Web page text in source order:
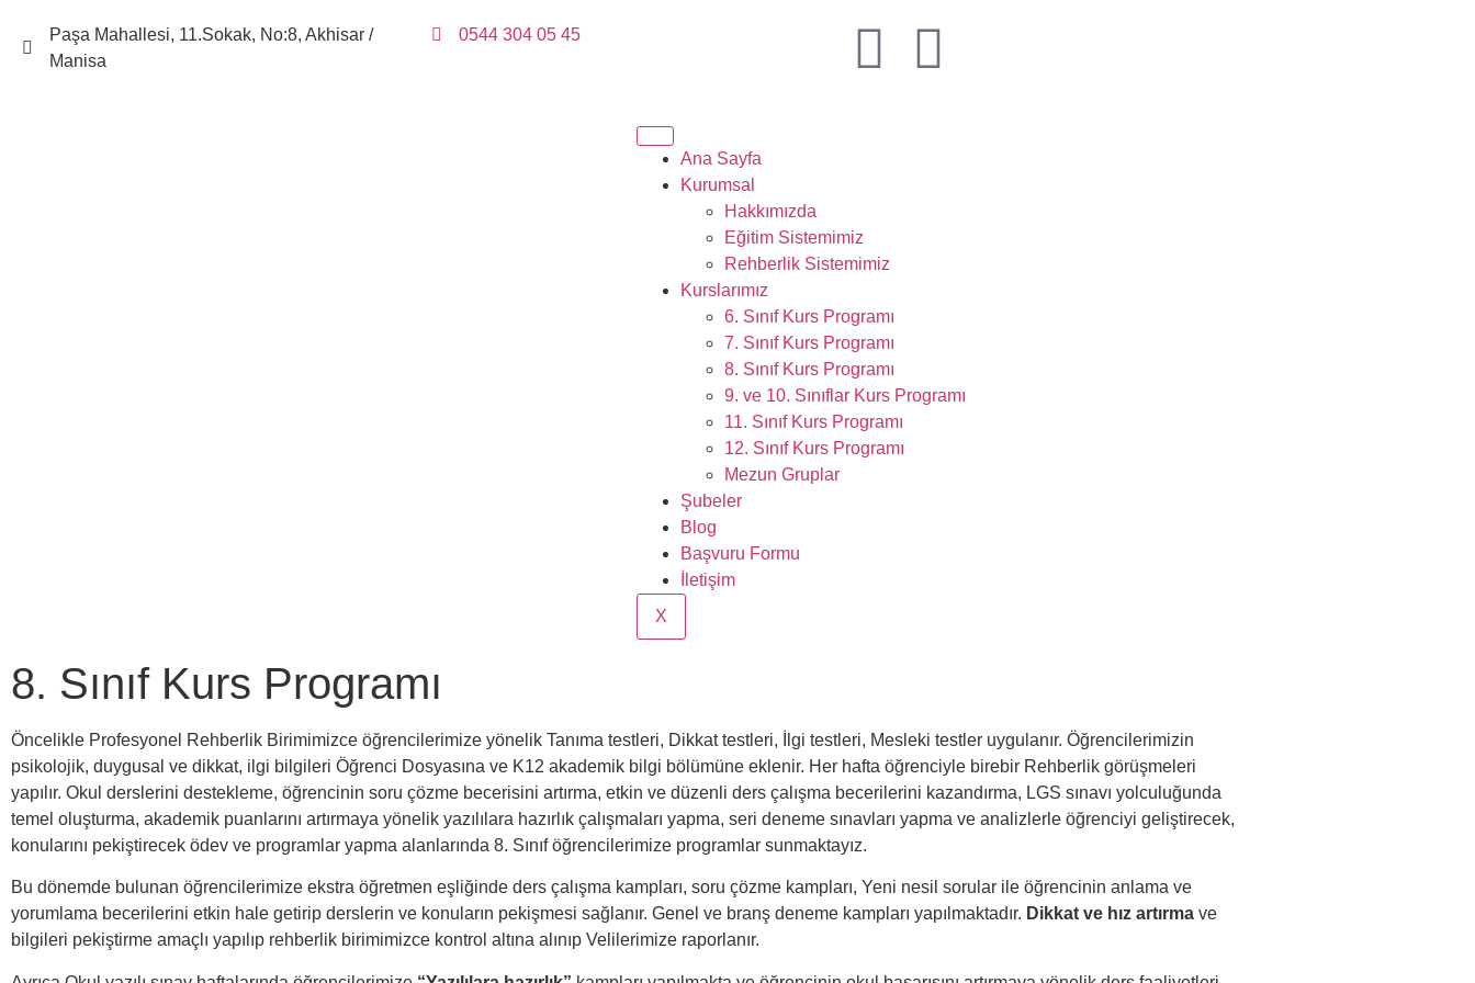
Paşa Mahallesi, 11.Sokak, No:8, Akhisar /
Manisa
0544 304 05 45
Ana Sayfa
Kurumsal
Hakkımızda
Eğitim Sistemimiz
Rehberlik Sistemimiz
Kurslarımız
6. Sınıf Kurs Programı
7. Sınıf Kurs Programı
8. Sınıf Kurs Programı
9. ve 10. Sınıflar Kurs Programı
11. Sınıf Kurs Programı
12. Sınıf Kurs Programı
Mezun Gruplar
Şubeler
Blog
Başvuru Formu
İletişim
X
8. Sınıf Kurs Programı
Öncelikle Profesyonel Rehberlik Birimimizce öğrencilerimize yönelik Tanıma testleri, Dikkat testleri, İlgi testleri, Mesleki testler uygulanır. Öğrencilerimizin
psikolojik, duygusal ve dikkat, ilgi bilgileri Öğrenci Dosyasına ve K12 akademik bilgi bölümüne eklenir. Her hafta öğrenciyle birebir Rehberlik görüşmeleri
yapılır. Okul derslerini destekleme, öğrencinin soru çözme becerisini artırma, etkin ve düzenli ders çalışma becerilerini kazandırma, LGS sınavı yolculuğunda
temel oluşturma, akademik puanlarını artırmaya yönelik yazılılara hazırlık çalışmaları yapma, seri deneme sınavları yapma ve analizlerle öğrenciyi geliştirecek,
konularını pekiştirecek ödev ve programlar yapma alanlarında 8. Sınıf öğrencilerimize programlar sunmaktayız.
Bu dönemde bulunan öğrencilerimize ekstra öğretmen eşliğinde ders çalışma kampları, soru çözme kampları, Yeni nesil sorular ile öğrencinin anlama ve
yorumlama becerilerini etkin hale getirip derslerin ve konuların pekişmesi sağlanır. Genel ve branş deneme kampları yapılmaktadır. Dikkat ve hız artırma ve
bilgileri pekiştirme amaçlı yapılıp rehberlik birimimizce kontrol altına alınıp Velilerimize raporlanır.